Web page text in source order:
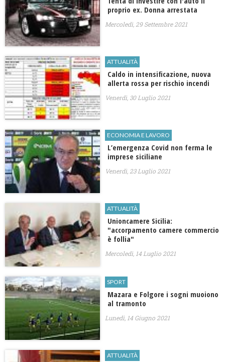
proprio ex. Donna arrestata
Mercoledì, 29 Settembre 2021
ATTUALITÀ
Caldo in intensificazione, nuova
allerta rossa per rischio incendi
Venerdì, 30 Luglio 2021
ECONOMIA E LAVORO
L’emergenza Covid non ferma le
imprese siciliane
Venerdì, 23 Luglio 2021
ATTUALITÀ
Unioncamere Sicilia:
"accorpamento camere commercio
è follia"
Mercoledì, 14 Luglio 2021
SPORT
Mazara e Folgore i sogni muoiono
al tramonto
Lunedì, 14 Giugno 2021
ATTUALITÀ